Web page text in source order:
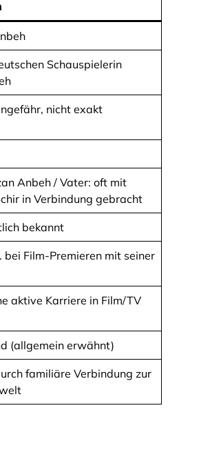
Schauspielerin
nicht exakt
Anbeh / Vater: oft mit
in Verbindung gebracht
bekannt
bei Film-Premieren mit seiner
aktive Karriere in Film/TV
(allgemein erwähnt)
familiäre Verbindung zur